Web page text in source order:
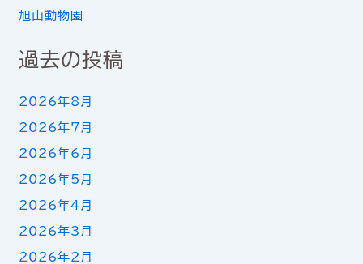
旭山動物園
過去の投稿
2026年8月
2026年7月
2026年6月
2026年5月
2026年4月
2026年3月
2026年2月